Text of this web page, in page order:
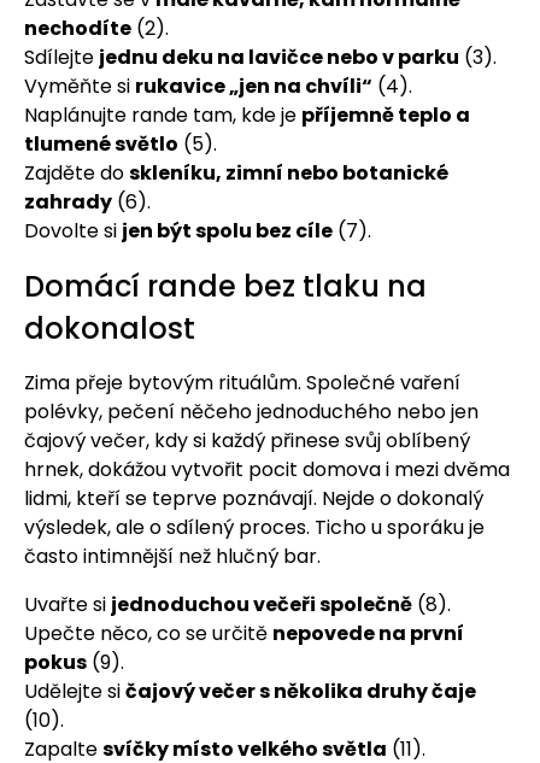
nechodíte (2).
Sdílejte jednu deku na lavičce nebo v parku (3).
Vyměňte si rukavice „jen na chvíli“ (4).
Naplánujte rande tam, kde je příjemně teplo a
tlumené světlo (5).
Zajděte doskleníku, zimní nebo botanické
zahrady (6).
Dovolte si jen být spolu bez cíle (7).
Domácí rande bez tlaku na
dokonalost
Zima přeje bytovým rituálům. Společné vaření
polévky, pečení něčeho jednoduchého nebo jen
čajový večer, kdy si každý přinese svůj oblíbený
hrnek, dokážou vytvořit pocit domova i mezi dvěma
lidmi, kteří se teprve poznávají. Nejde o dokonalý
výsledek, ale o sdílený proces. Ticho u sporáku je
často intimnější než hlučný bar.
Uvařte si jednoduchou večeři společně (8).
Upečte něco, co se určitě nepovede na první
pokus (9).
Udělejte sičajový večer s několika druhy čaje
(10).
Zapaltesvíčky místo velkého světla (11).